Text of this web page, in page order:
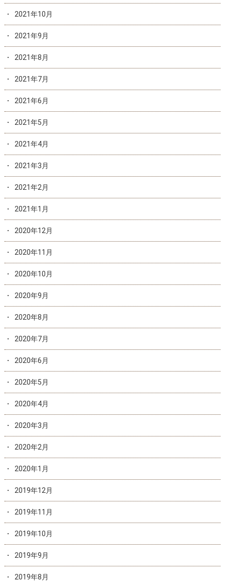
2021年10月
2021年9月
2021年8月
2021年7月
2021年6月
2021年5月
2021年4月
2021年3月
2021年2月
2021年1月
2020年12月
2020年11月
2020年10月
2020年9月
2020年8月
2020年7月
2020年6月
2020年5月
2020年4月
2020年3月
2020年2月
2020年1月
2019年12月
2019年11月
2019年10月
2019年9月
2019年8月